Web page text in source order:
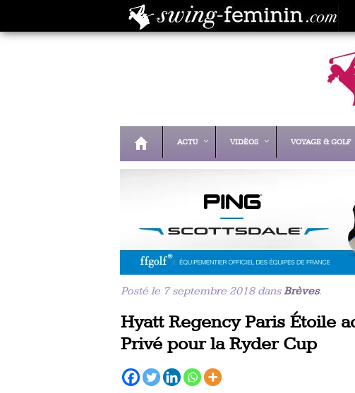
ACTU VIDÉOS VOYAGE & GOLF
Posté le 7 septembre 2018 dansBrèves.
Hyatt Regency Paris Étoile
Privé pour la Ryder Cup